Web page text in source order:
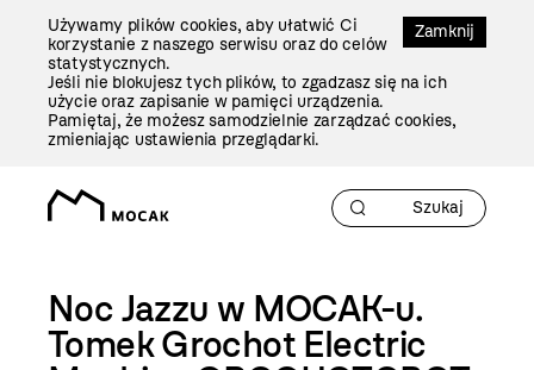
Zamknij
Używamy plików cookies, aby ułatwić Ci
korzystanie z naszego serwisu oraz do celów
statystycznych.
Jeśli nie blokujesz tych plików, to zgadzasz się na ich
użycie oraz zapisanie w pamięci urządzenia.
Pamiętaj, że możesz samodzielnie zarządzać cookies,
zmieniając ustawienia przeglądarki.
Noc Jazzu w MOCAK-u.
Tomek Grochot Electric